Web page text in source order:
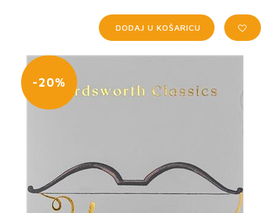
DODAJ U KOŠARICU
-20%